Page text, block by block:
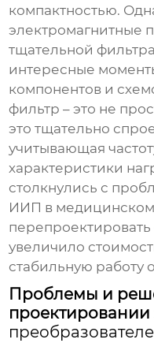
компактностью.
электромагнитные
тщательной
интересные
компонентов и
фильтр – это не
это тщательно
учитывающая
характеристики
столкнулись с
ИИП в
увеличило
стабильную работу
Проблемы и
проектировании